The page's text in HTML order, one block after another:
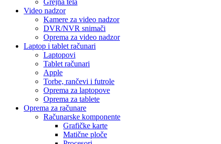
Video nadzor
Kamere za video nadzor
DVR/NVR snimači
Oprema za video nadzor
Laptop i tablet računari
Laptopovi
Tablet računari
Apple
Torbe, rančevi i futrole
Oprema za laptopove
Oprema za tablete
Oprema za računare
Računarske komponente
Grafičke karte
Matične ploče